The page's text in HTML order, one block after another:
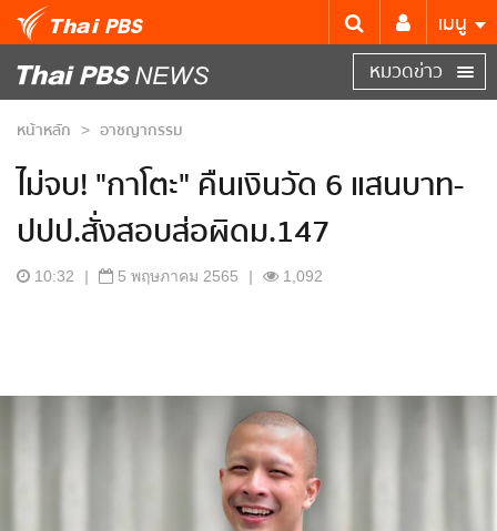
เมนู
หมวดข่าว
หน้าหลัก > อาชญากรรม
ไม่จบ! "กาโตะ" คืนเงินวัด 6 แสนบาท-
ปปป.สั่งสอบส่อผิดม.147
10:32 | 5 พฤษภาคม 2565 | 1,092